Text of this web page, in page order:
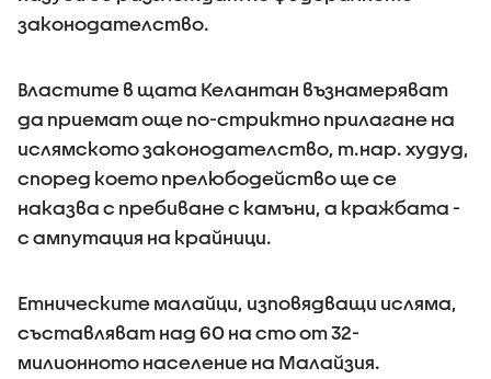
законодателство.
Властите в щата Келантан възнамеряват
да приемат още по-стриктно прилагане на
ислямското законодателство, т.нар. худуд,
според което прелюбодейство ще се
наказва с пребиване с камъни, а кражбата -
с ампутация на крайници.
Етническите малайци, изповядващи исляма,
съставляват над 60 на сто от 32-
милионното население на Малайзия.